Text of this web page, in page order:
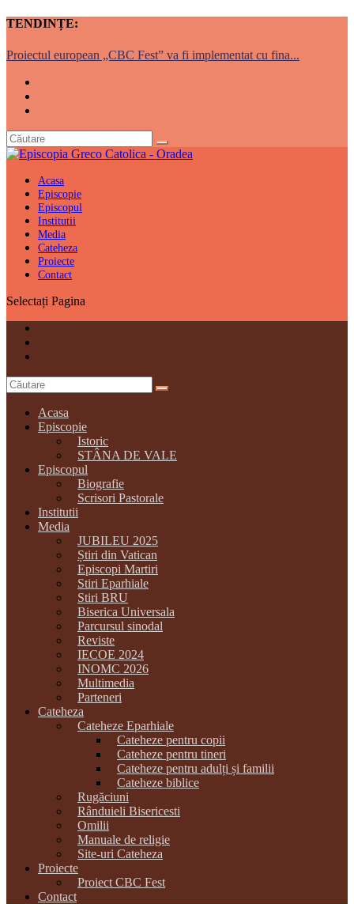
TENDINȚE:
Proiectul european „CBC Fest” va fi implementat cu fina...
Acasa
Episcopie
Episcopul
Institutii
Media
Cateheza
Proiecte
Contact
Selectați Pagina
Acasa
Episcopie
Istoric
STÂNA DE VALE
Episcopul
Biografie
Scrisori Pastorale
Institutii
Media
JUBILEU 2025
Știri din Vatican
Episcopi Martiri
Stiri Eparhiale
Stiri BRU
Biserica Universala
Parcursul sinodal
Reviste
IECOE 2024
INOMC 2026
Multimedia
Parteneri
Cateheza
Cateheze Eparhiale
Cateheze pentru copii
Cateheze pentru tineri
Cateheze pentru adulți și familii
Cateheze biblice
Rugăciuni
Rânduieli Bisericesti
Omilii
Manuale de religie
Site-uri Cateheza
Proiecte
Proiect CBC Fest
Contact